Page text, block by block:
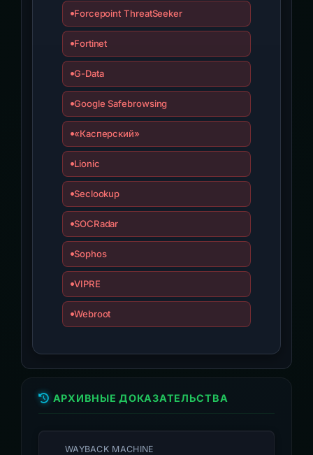
Forcepoint ThreatSeeker
Fortinet
G-Data
Google Safebrowsing
«Касперский»
Lionic
Seclookup
SOCRadar
Sophos
VIPRE
Webroot
АРХИВНЫЕ ДОКАЗАТЕЛЬСТВА
WAYBACK MACHINE